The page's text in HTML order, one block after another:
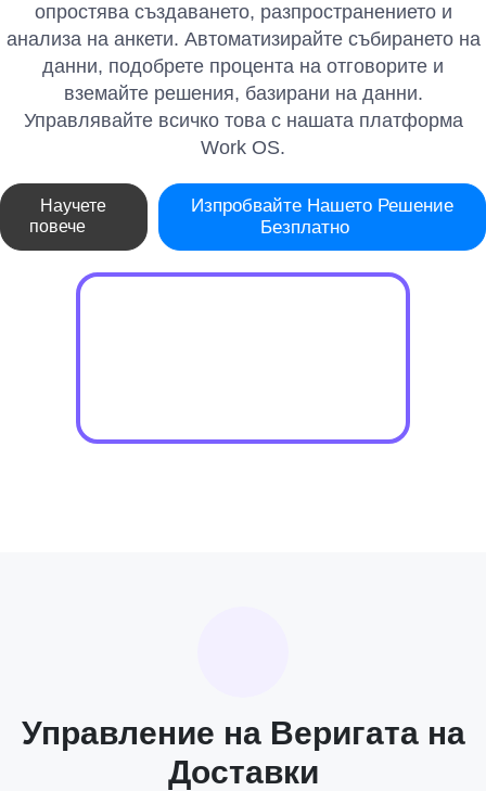
опростява създаването, разпространението и
анализа на анкети. Автоматизирайте събирането на
данни, подобрете процента на отговорите и
вземайте решения, базирани на данни.
Управлявайте всичко това с нашата платформа
Work OS.
Научете
повече
Изпробвайте Нашето Решение
Безплатно
Управление на Веригата на
Доставки